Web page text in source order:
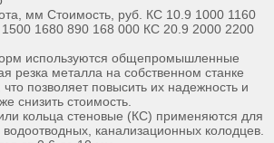
мм Стоимость, руб. КС 10.9 1000 1160
1680 890 168 000 КС 20.9 2000 2200
используются общепромышленные
резка металла на собственном станке
позволяет повысить их надежность и
снизить стоимость.
кольца стеновые (КС) применяются для
канализационных колодцев.